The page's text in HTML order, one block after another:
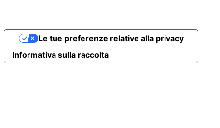
Informativa sulla raccolta
Le tue preferenze relative alla privacy